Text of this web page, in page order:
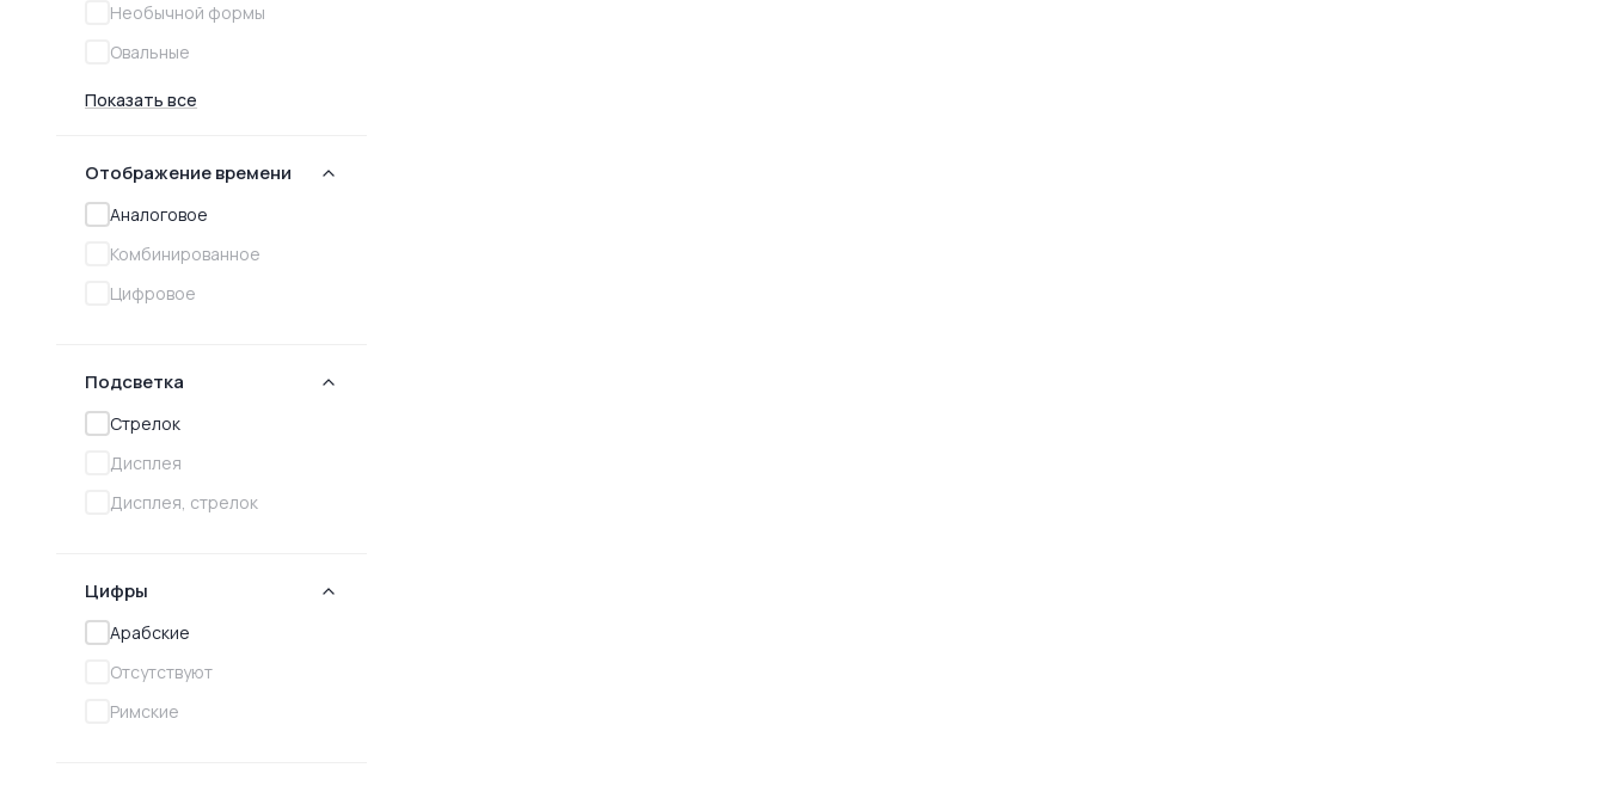
Необычной формы
Овальные
Показать все
Отображение времени
Аналоговое
Комбинированное
Цифровое
Подсветка
Стрелок
Дисплея
Дисплея, стрелок
Цифры
Арабские
Отсутствуют
Римские